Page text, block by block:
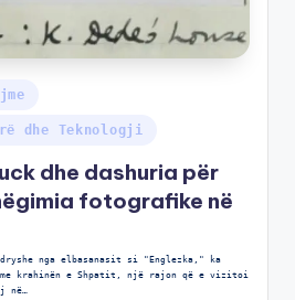
dhe Teknologji
dhe dashuria për
fotografike në
nga elbasanasit si "Englezka," ka
krahinën e Shpatit, një rajon që e vizitoi
në…